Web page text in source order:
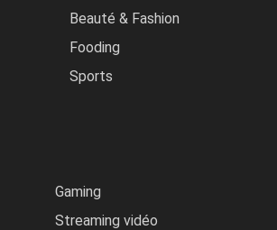
Beauté & Fashion
Fooding
Sports
Gaming
Streaming vidéo